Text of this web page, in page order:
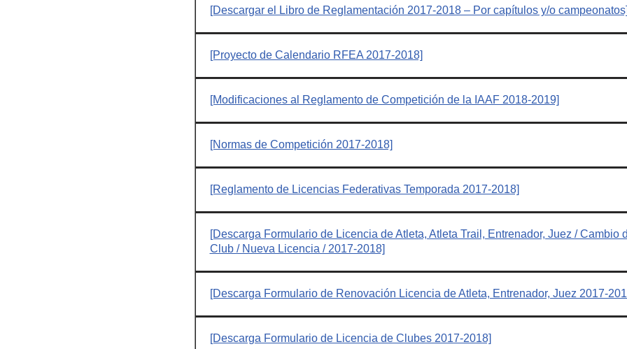
[Descargar el Libro de Reglamentación 2017-2018 – Por capítulos y/o
[Proyecto de Calendario RFEA 2017-2018]
[Modificaciones al Reglamento de Competición de la IAAF 2018-2019]
[Normas de Competición 2017-2018]
[Reglamento de Licencias Federativas Temporada 2017-2018]
[Descarga Formulario de Licencia de Atleta, Atleta Trail, Entrenador, Juez / Cambio
Club / Nueva Licencia / 2017-2018]
[Descarga Formulario de Renovación Licencia de Atleta, Entrenador, Juez 2017-
[Descarga Formulario de Licencia de Clubes 2017-2018]